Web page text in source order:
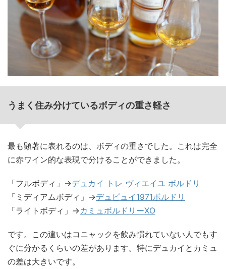
うまく住み分けているボディの重さ軽さ
最も顕著に表れるのは、ボディの重さでした。これは完全
に赤ワイン的な表現で分けることができました。
「フルボディ」→デュカイ トレ ヴィエイユ ボルドリ
「ミディアムボディ」→デュピュイ1971ボルドリ
「ライトボディ」→カミュボルドリーXO
です。この違いはコニャックを飲み慣れていない人でもす
ぐに分かるくらいの差があります。特にデュカイとカミュ
の差は大きいです。